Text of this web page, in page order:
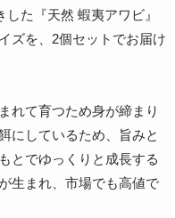
た『天然 蝦夷アワビ』
ズを、2個セットでお届け
れて育つため身が締まり
にしているため、旨みと
とでゆっくりと成長する
生まれ、市場でも高値で